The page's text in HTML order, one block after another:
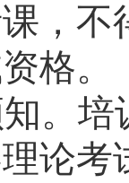
，
格。
知。
论